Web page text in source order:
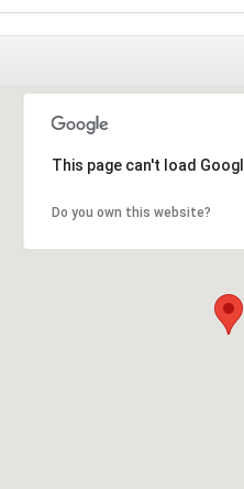
This page can't load
Do you own this website?